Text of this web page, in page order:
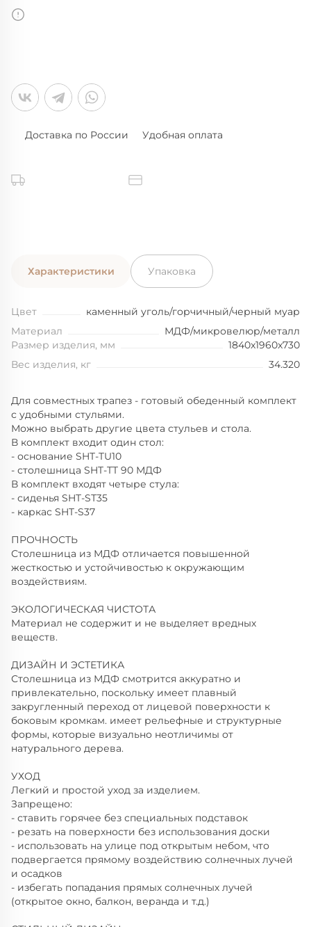
Доставка по России Удобная оплата
Характеристики Упаковка
Цвет
каменный уголь/горчичный/черный муар
Материал
МДФ/микровелюр/металл
Размер изделия, мм
1840x1960x730
Вес изделия, кг
34.320
Для совместных трапез - готовый обеденный комплект
с удобными стульями.
Можно выбрать другие цвета стульев и стола.
В комплект входит один стол:
- основание SHT-TU10
- столешница SHT-TT 90 МДФ
В комплект входят четыре стула:
- сиденья SHT-SТ35
- каркас SHT-S37
ПРОЧНОСТЬ
Столешница из МДФ отличается повышенной
жесткостью и устойчивостью к окружающим
воздействиям.
ЭКОЛОГИЧЕСКАЯ ЧИСТОТА
Материал не содержит и не выделяет вредных
веществ.
ДИЗАЙН И ЭСТЕТИКА
Столешница из МДФ смотрится аккуратно и
привлекательно, поскольку имеет плавный
закругленный переход от лицевой поверхности к
боковым кромкам. имеет рельефные и структурные
формы, которые визуально неотличимы от
натурального дерева.
УХОД
Легкий и простой уход за изделием.
Запрещено:
- ставить горячее без специальных подставок
- резать на поверхности без использования доски
- использовать на улице под открытым небом, что
подвергается прямому воздействию солнечных лучей
и осадков
- избегать попадания прямых солнечных лучей
(открытое окно, балкон, веранда и т.д.)